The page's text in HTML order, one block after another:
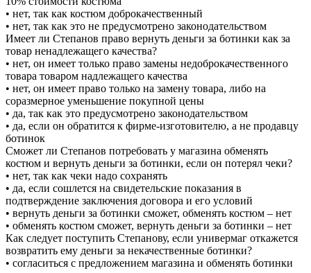
• нет, так как костюм доброкачественный
• нет, так как это не предусмотрено законодательством
Имеет ли Степанов право вернуть деньги за ботинки как за
товар ненадлежащего качества?
• нет, он имеет только право замены недоброкачественного
товара товаром надлежащего качества
• нет, он имеет право только на замену товара, либо на
соразмерное уменьшение покупной цены
• да, так как это предусмотрено законодательством
• да, если он обратится к фирме-изготовителю, а не продавцу
ботинок
Сможет ли Степанов потребовать у магазина обменять
костюм и вернуть деньги за ботинки, если он потерял чеки?
• нет, так как чеки надо сохранять
• да, если сошлется на свидетельские показания в
подтверждение заключения договора и его условий
• вернуть деньги за ботинки сможет, обменять костюм – нет
• обменять костюм сможет, вернуть деньги за ботинки – нет
Как следует поступить Степанову, если универмаг откажется
возвратить ему деньги за некачественные ботинки?
• согласиться с предложением магазина и обменять ботинки